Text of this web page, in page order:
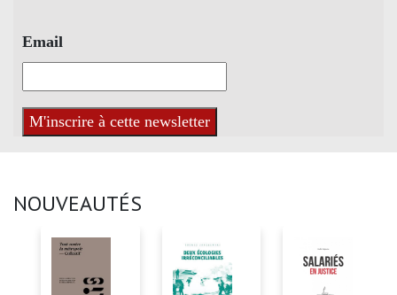
Email
NOUVEAUTÉS